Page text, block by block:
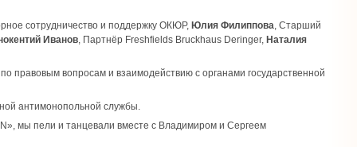
сотрудничество и поддержку ОКЮР, Юлия Филиппова, Старший
Иванов, Партнёр Freshfields Bruckhаus Deringer, Наталия
правовым вопросам и взаимодействию с органами государственной
антимонопольной службы.
мы пели и танцевали вместе с Владимиром и Сергеем